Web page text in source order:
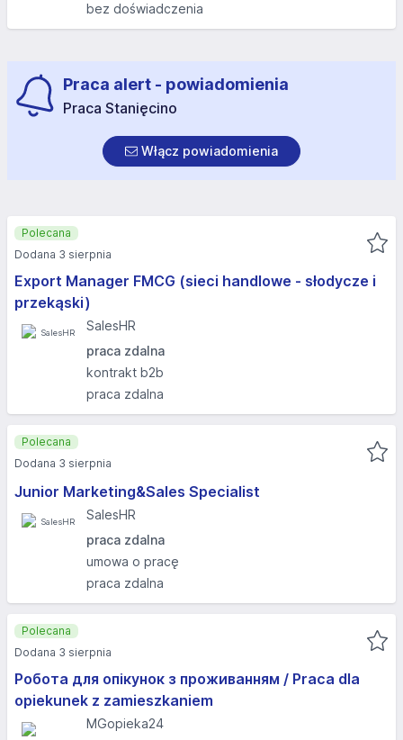
bez doświadczenia
Praca alert - powiadomienia
Praca Stanięcino
Włącz powiadomienia
Export Manager FMCG (sieci handlowe - słodycze i
przekąski)
SalesHR
praca zdalna
kontrakt b2b
praca zdalna
Polecana
Dodana 3 sierpnia
Junior Marketing&Sales Specialist
SalesHR
praca zdalna
umowa o pracę
praca zdalna
Polecana
Dodana 3 sierpnia
Робота для опікунок з проживанням / Praca dla
opiekunek z zamieszkaniem
MGopieka24
Polecana
Dodana 3 sierpnia